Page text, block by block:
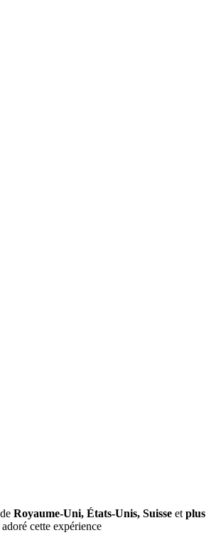
Royaume-Uni, États-Unis, Suisse et plus
cette expérience